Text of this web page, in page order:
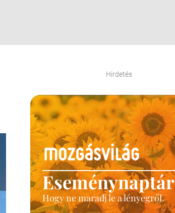
Hirdetés
Eseménynaptár
Hogy ne maradj le a lényegről.